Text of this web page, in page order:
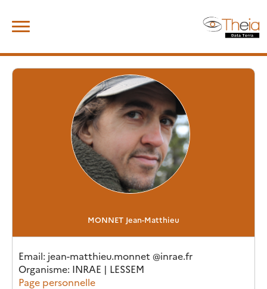
content
MONNET Jean-Matthieu
Email: jean-matthieu.monnet @inrae.fr
Organisme: INRAE | LESSEM
Page personnelle